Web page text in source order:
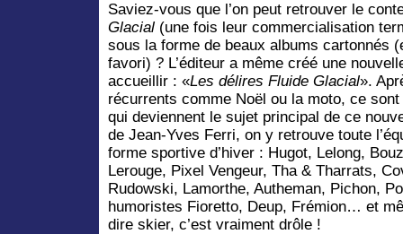
Saviez-vous que l’on peut retrouver le
Glacial (une fois leur commercialisation
sous la forme de beaux albums cartonnés
favori) ? L’éditeur a même créé une
accueillir : «Les délires Fluide Glacial».
récurrents comme Noël ou la moto, ce
qui deviennent le sujet principal de ce
de Jean-Yves Ferri, on y retrouve toute
forme sportive d’hiver : Hugot, Lelong,
Lerouge, Pixel Vengeur, Tha & Tharrats,
Rudowski, Lamorthe, Autheman, Pichon,
humoristes Fioretto, Deup, Frémion… et
dire skier, c’est vraiment drôle !